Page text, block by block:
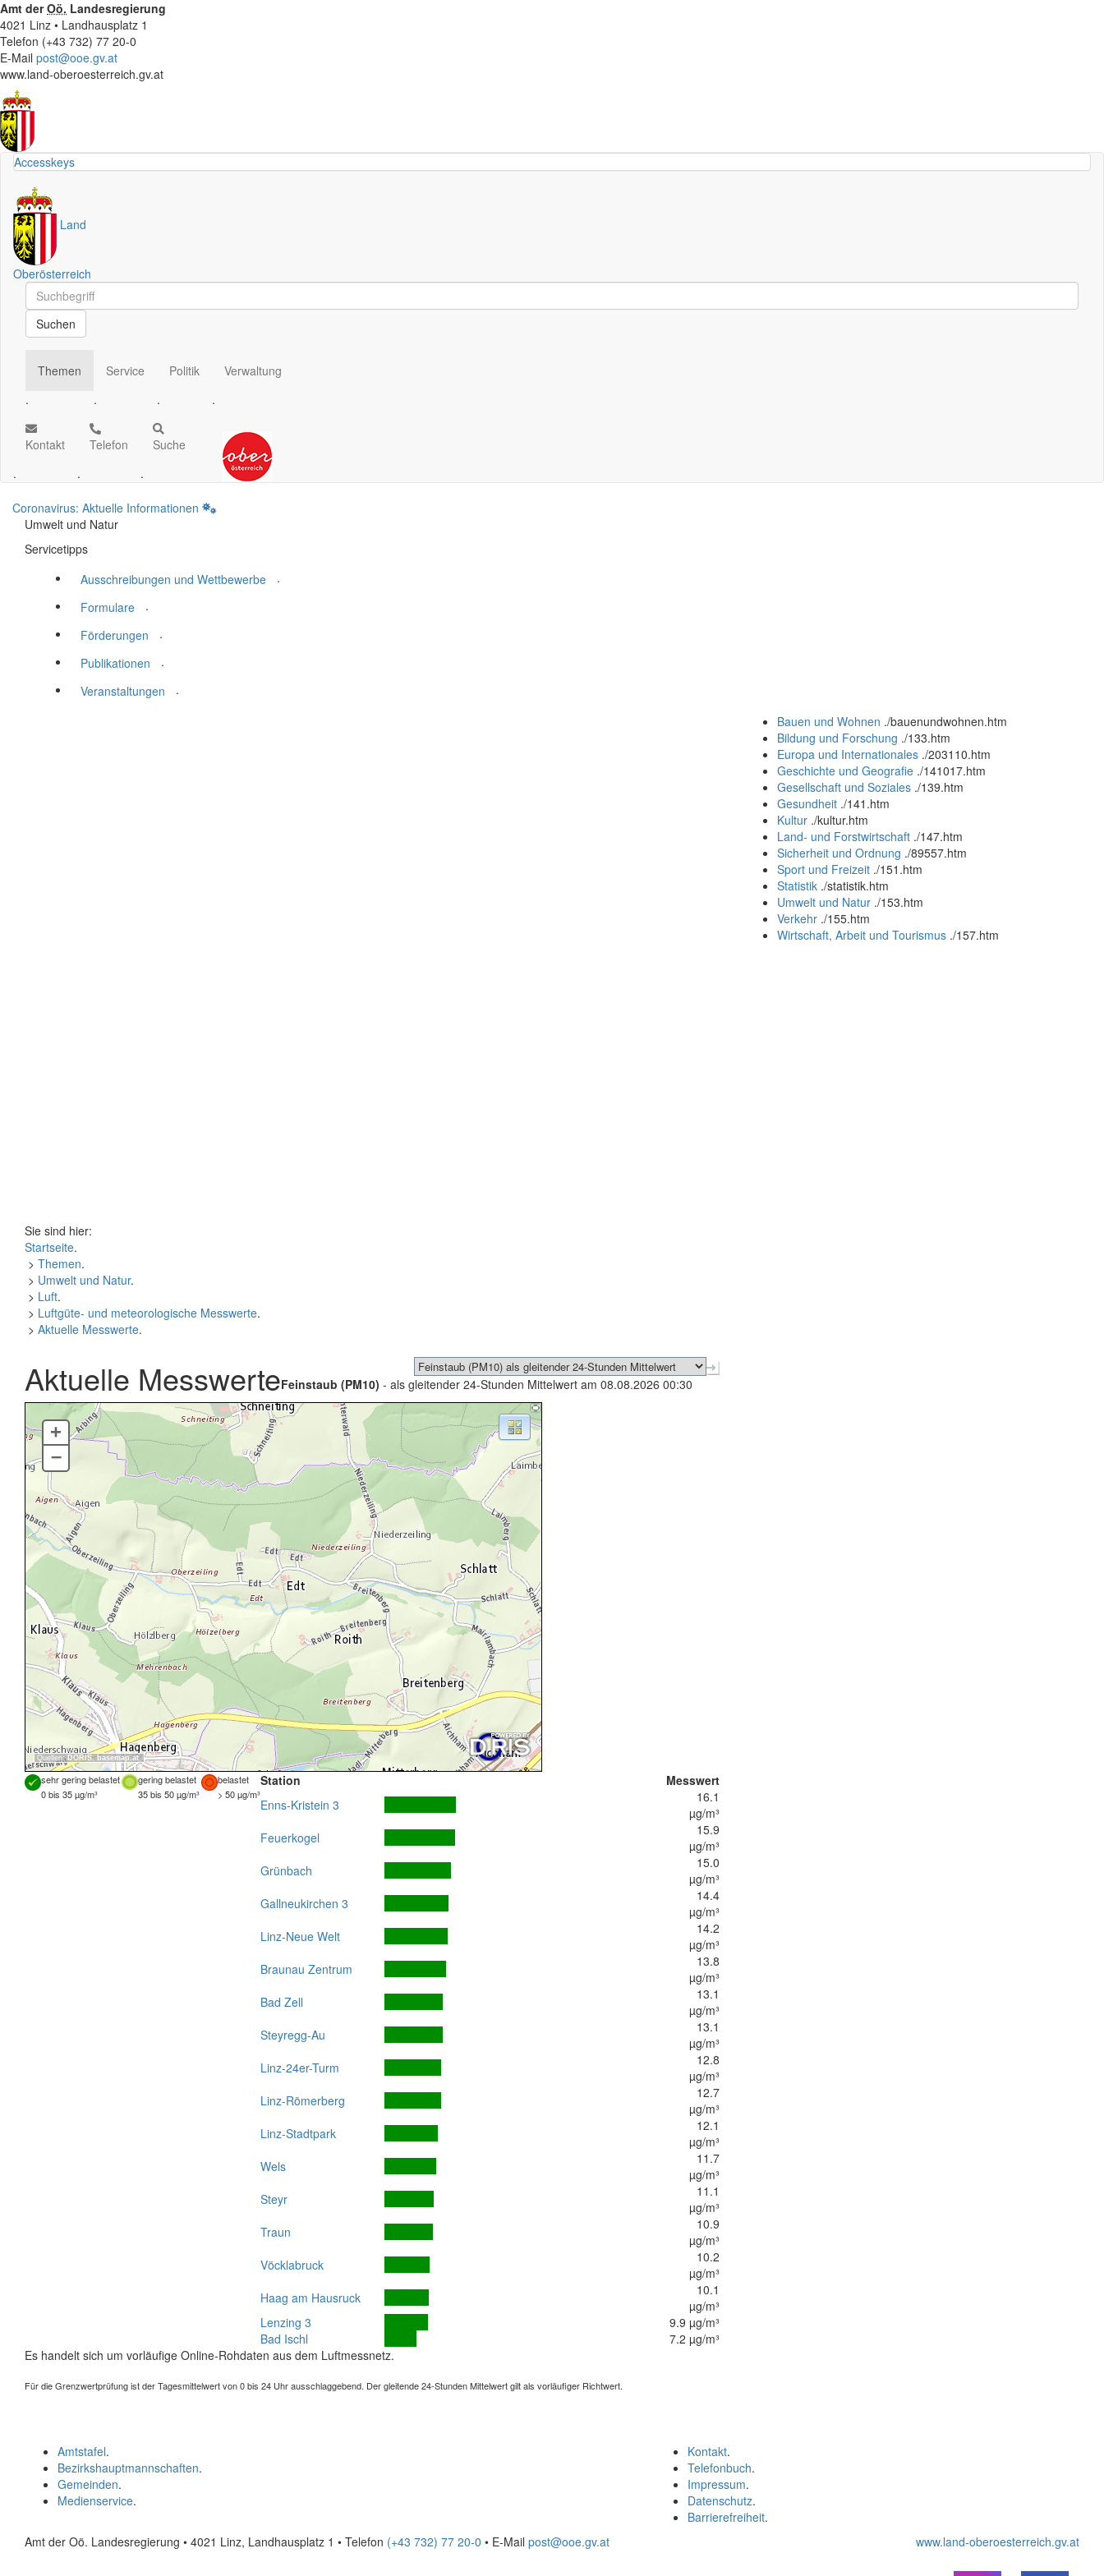
Amt derOö. Landesregierung
4021 Linz • Landhausplatz 1
Telefon (+43 732) 77 20-0
E-Mail post@ooe.gv.at
www.land-oberoesterreich.gv.at
Accesskeys
Land
Oberösterreich
Schnellsuche
Schnellsuche
Suchen
Themen
.
Service
.
Politik
.
Verwaltung
.
Kontakt
.
Telefon
.
Suche
.
Coronavirus: Aktuelle Informationen
Umwelt und Natur
Servicetipps
Ausschreibungen und Wettbewerbe
.
Formulare
.
Förderungen
.
Publikationen
.
Veranstaltungen
.
Bauen und Wohnen ./bauenundwohnen.htm
Bildung und Forschung ./133.htm
Europa und Internationales ./203110.htm
Geschichte und Geografie ./141017.htm
Gesellschaft und Soziales ./139.htm
Gesundheit ./141.htm
Kultur ./kultur.htm
Land- und Forstwirtschaft ./147.htm
Sicherheit und Ordnung ./89557.htm
Sport und Freizeit ./151.htm
Statistik ./statistik.htm
Umwelt und Natur ./153.htm
Verkehr ./155.htm
Wirtschaft, Arbeit und Tourismus ./157.htm
Sie sind hier:
Startseite.
> Themen.
> Umwelt und Natur.
> Luft.
> Luftgüte- und meteorologische Messwerte.
> Aktuelle Messwerte.
Aktuelle MesswerteFeinstaub (PM10) - als gleitender 24-Stunden Mittelwert am 08.08.2026 00:30
Quellen: DORIS,basemap.at
+
–
sehr gering belastet gering belastet
belastet
0 bis 35 µg/m³
35 bis 50 µg/m³ > 50 µg/m³
Station
Messwert
Enns-Kristein 3
16.1
µg/m³
Feuerkogel
15.9
µg/m³
Grünbach
15.0
µg/m³
Gallneukirchen 3
14.4
µg/m³
Linz-Neue Welt
14.2
µg/m³
Braunau Zentrum
13.8
µg/m³
Bad Zell
13.1
µg/m³
Steyregg-Au
13.1
µg/m³
Linz-24er-Turm
12.8
µg/m³
Linz-Römerberg
12.7
µg/m³
Linz-Stadtpark
12.1
µg/m³
Wels
11.7
µg/m³
Steyr
11.1
µg/m³
Traun
10.9
µg/m³
Vöcklabruck
10.2
µg/m³
Haag am Hausruck
10.1
µg/m³
Lenzing 3
9.9 µg/m³
Bad Ischl
7.2 µg/m³
Es handelt sich um vorläufige Online-Rohdaten aus dem Luftmessnetz.
Für die Grenzwertprüfung ist der Tagesmittelwert von 0 bis 24 Uhr ausschlaggebend. Der gleitende 24-Stunden Mittelwert gilt als vorläufiger Richtwert.
Kontakt.
Telefonbuch.
Impressum.
Datenschutz.
Barrierefreiheit.
Amtstafel.
Bezirkshauptmannschaften.
Gemeinden.
Medienservice.
Amt der Oö. Landesregierung • 4021 Linz, Landhausplatz 1 • Telefon (+43 732) 77 20-0 • E-Mail post@ooe.gv.at www.land-oberoesterreich.gv.at